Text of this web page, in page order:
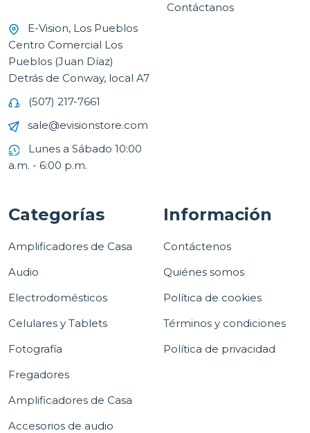
E-Vision, Los Pueblos
Centro Comercial Los
Pueblos (Juan Díaz)
Detrás de Conway, local A7
(507) 217-7661
sale@evisionstore.com
Lunes a Sábado 10:00
a.m. - 6:00 p.m.
Contáctanos
Categorías
Amplificadores de Casa
Audio
Electrodomésticos
Celulares y Tablets
Fotografía
Fregadores
Amplificadores de Casa
Accesorios de audio
Información
Contáctenos
Quiénes somos
Política de cookies
Términos y condiciones
Política de privacidad